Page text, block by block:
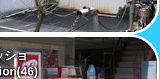
ショ
(46)